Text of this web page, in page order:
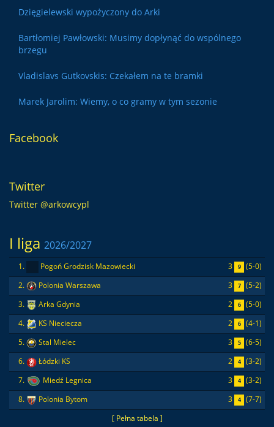
Dzięgielewski wypożyczony do Arki
Bartłomiej Pawłowski: Musimy dopłynąć do wspólnego
brzegu
Vladislavs Gutkovskis: Czekałem na te bramki
Marek Jarolim: Wiemy, o co gramy w tym sezonie
Facebook
Twitter
Twitter @arkowcypl
I liga 2026/2027
[ Pełna tabela ]
1. Pogoń Grodzisk Mazowiecki 3 9
(5-0)
2.
Polonia Warszawa 3 7
(5-2)
3.
Arka Gdynia 2 6
(5-0)
4.
KS Nieciecza 2 6
(4-1)
5.
Stal Mielec 3 5
(6-5)
6.
Łódzki KS 2 4
(3-2)
7.
Miedź Legnica 3 4
(3-2)
8.
Polonia Bytom 3 4 (7-7)